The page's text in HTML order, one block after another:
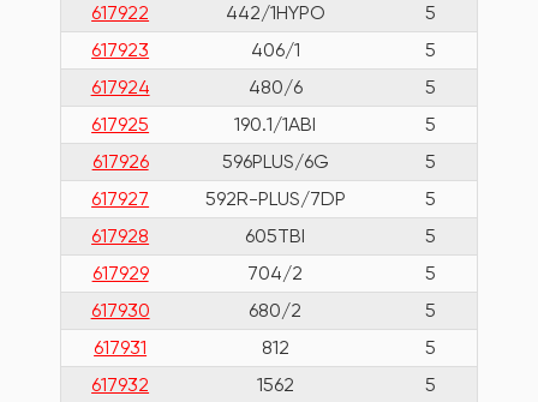
617922
442/1HYPO
5
617923
406/1
5
617924
480/6
5
617925
190.1/1ABI
5
617926
596PLUS/6G
5
617927
592R-PLUS/7DP
5
617928
605TBI
5
617929
704/2
5
617930
680/2
5
617931
812
5
617932
1562
5